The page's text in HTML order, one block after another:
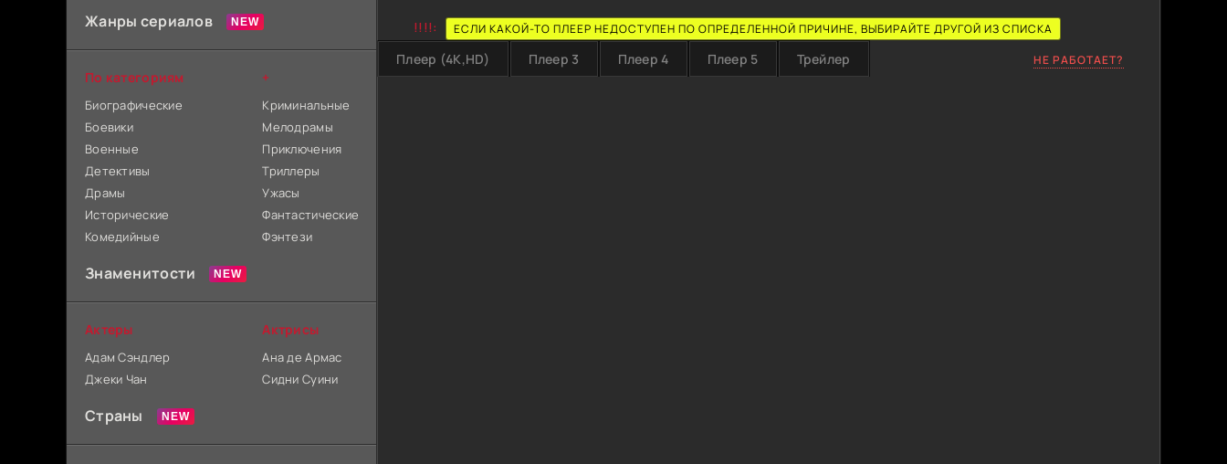
!!!!: ЕСЛИ КАКОЙ-ТО ПЛЕЕР НЕДОСТУПЕН ПО ОПРЕДЕЛЕННОЙ ПРИЧИНЕ, ВЫБИРАЙТЕ ДРУГОЙ ИЗ СПИСКА
Плеер (4K,HD) Плеер 3 Плеер 4 Плеер 5 Трейлер НЕ РАБОТАЕТ?
Жанры сериалов
По категориям
Биографические
Боевики
Военные
Детективы
Драмы
Исторические
Комедийные
+
Криминальные
Мелодрамы
Приключения
Триллеры
Ужасы
Фантастические
Фэнтези
Знаменитости
Актеры
Адам Сэндлер
Джеки Чан
Актрисы
Ана де Армас
Сидни Суини
Страны